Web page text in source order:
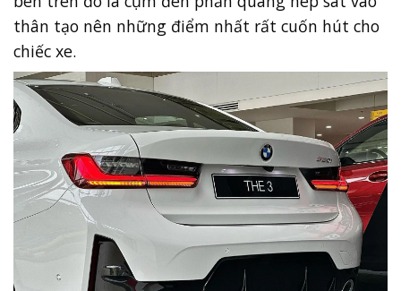
thân tạo nên những điểm nhất rất cuốn hút cho
chiếc xe.